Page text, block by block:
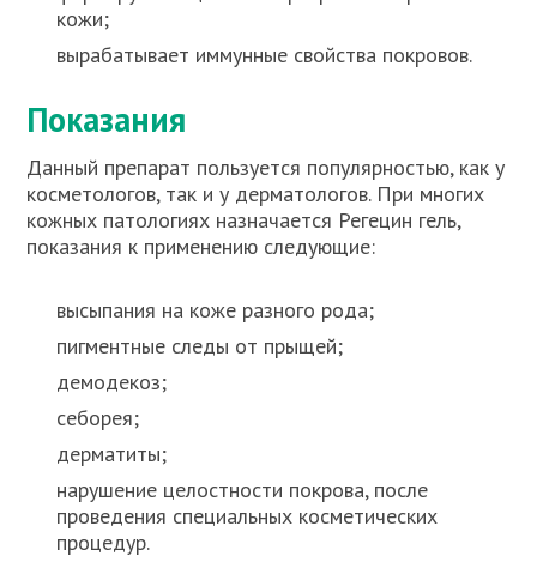
кожи;
вырабатывает иммунные свойства покровов.
Показания
Данный препарат пользуется популярностью, как у
косметологов, так и у дерматологов. При многих
кожных патологиях назначается Регецин гель,
показания к применению следующие:
высыпания на коже разного рода;
пигментные следы от прыщей;
демодекоз;
себорея;
дерматиты;
нарушение целостности покрова, после
проведения специальных косметических
процедур.